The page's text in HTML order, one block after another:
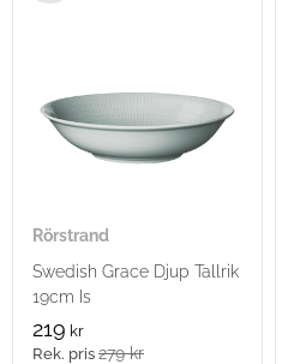
Rörstrand
Swedish Grace Djup Tallrik
19cm Is
219 kr
279kr